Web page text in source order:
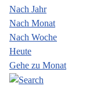
Nach Jahr
Nach Monat
Nach Woche
Heute
Gehe zu Monat